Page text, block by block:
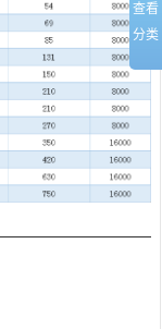
查看
分类